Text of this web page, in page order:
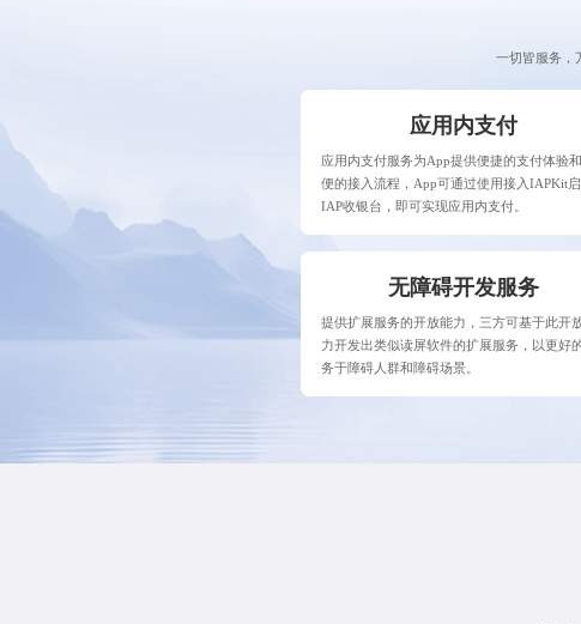
一切皆服务，
应用内支付
应用内支付服务为App提供便捷的支付体验
便的接入流程，App可通过使用接入IAPKit
IAP收银台，即可实现应用内支付。
无障碍开发服务
提供扩展服务的开放能力，三方可基于此开
力开发出类似读屏软件的扩展服务，以更好
务于障碍人群和障碍场景。